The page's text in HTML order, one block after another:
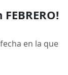
en la que